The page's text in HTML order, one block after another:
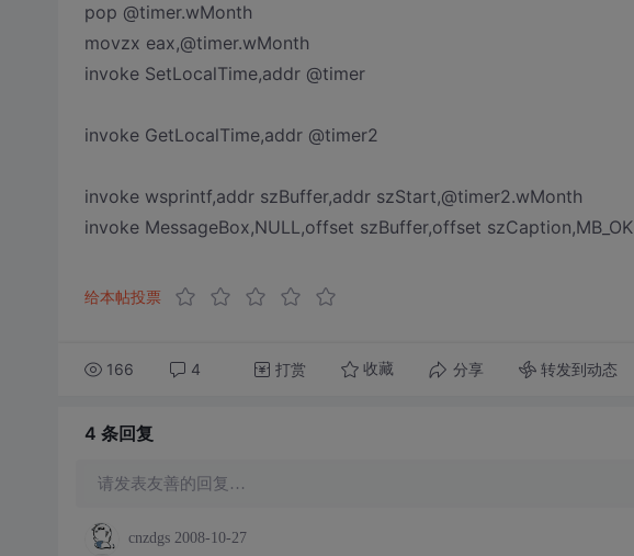
pop @timer.wMonth
movzx eax,@timer.wMonth
invoke SetLocalTime,addr @timer
invoke GetLocalTime,addr @timer2
invoke wsprintf,addr szBuffer,addr szStart,@timer2.wMonth
invoke MessageBox,NULL,offset szBuffer,offset szCaption,MB_OK
给本帖投票
166 4 打赏 收藏 分享 转发到动态
4 条回复
请发表友善的回复…
cnzdgs 2008-10-27